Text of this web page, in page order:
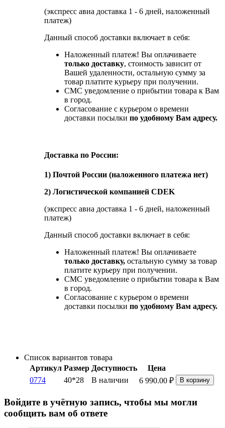
(экспресс авиа доставка 1 - 6 дней, наложенный
платеж)
Данный способ доставки включает в себя:
Наложенный платеж! Вы оплачиваете
только доставку, стоимость зависит от
Вашей удаленности, остальную сумму за
товар платите курьеру при получении.
СМС уведомление о прибытии товара к Вам
в город.
Согласование с курьером о времени
доставки посылки по удобному Вам адресу.
Доставка по России:
1) Почтой России (наложенного платежа нет)
2) Логистической компанией CDEK
(экспресс авиа доставка 1 - 6 дней, наложенный
платеж)
Данный способ доставки включает в себя:
Наложенный платеж! Вы оплачиваете
только доставку, остальную сумму за товар
платите курьеру при получении.
СМС уведомление о прибытии товара к Вам
в город.
Согласование с курьером о времени
доставки посылки по удобному Вам адресу.
Список вариантов товара
Артикул Размер Доступность
Цена
0774
40*28 В наличии 6 990.00 ₽ В корзину
Войдите в учётную запись, чтобы мы могли
сообщить вам об ответе